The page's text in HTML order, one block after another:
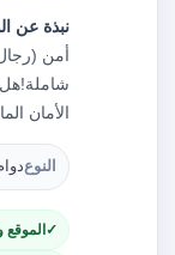
نبذة عن
الأمان
النوع